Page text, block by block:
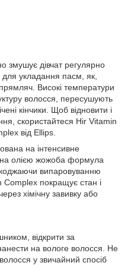
змушує дівчат регулярно
укладання пасм, як,
Високі температури
волосся, пересушують
кінчики. Щоб відновити і
скористайтеся Hir Vitamin
від Ellips.
на інтенсивне
олією жожоба формула
випаровуванню
покращує стан і
хімічну завивку або
відкрити за
на вологе волосся. Не
у звичайний спосіб